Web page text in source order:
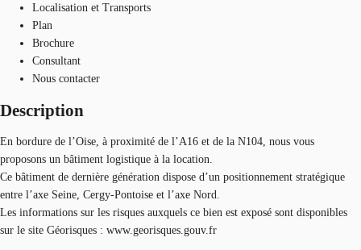
Localisation et Transports
Plan
Brochure
Consultant
Nous contacter
Description
En bordure de l’Oise, à proximité de l’A16 et de la N104, nous vous
proposons un bâtiment logistique à la location.
Ce bâtiment de dernière génération dispose d’un positionnement stratégique
entre l’axe Seine, Cergy-Pontoise et l’axe Nord.
Les informations sur les risques auxquels ce bien est exposé sont disponibles
sur le site Géorisques : www.georisques.gouv.fr